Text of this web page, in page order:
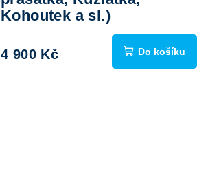
Kohoutek a sl.)
4 900 Kč Do košíku